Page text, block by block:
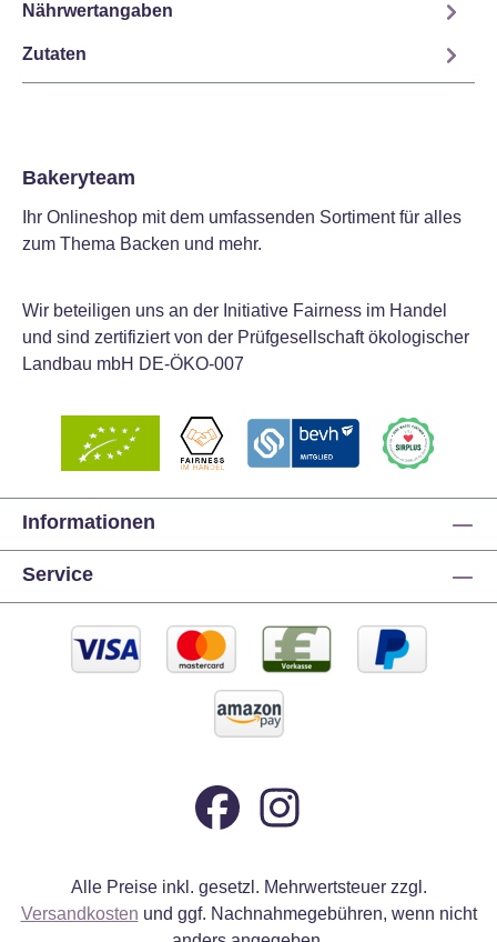
Nährwertangaben
Zutaten
Bakeryteam
Ihr Onlineshop mit dem umfassenden Sortiment für alles
zum Thema Backen und mehr.
Wir beteiligen uns an der Initiative Fairness im Handel
und sind zertifiziert von der Prüfgesellschaft ökologischer
Landbau mbH DE-ÖKO-007
Informationen
Service
Alle Preise inkl. gesetzl. Mehrwertsteuer zzgl.
Versandkosten und ggf. Nachnahmegebühren, wenn nicht